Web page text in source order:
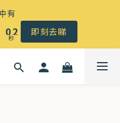
$500 全港免運
有
1
0
3
2
1
0
秒 即刻去睇
滿$500 全港免運